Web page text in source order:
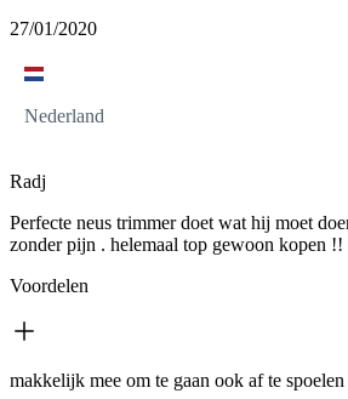
27/01/2020
Nederland
Radj
Perfecte neus trimmer doet wat hij moet
zonder pijn . helemaal top gewoon kopen !!
Voordelen
makkelijk mee om te gaan ook af te spoelen